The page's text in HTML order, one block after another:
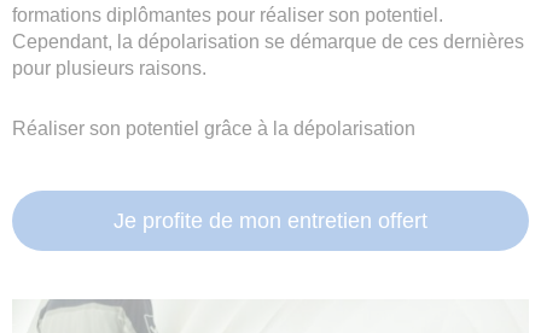
formations diplômantes pour réaliser son potentiel.
Cependant, la dépolarisation se démarque de ces dernières
pour plusieurs raisons.
Réaliser son potentiel grâce à la dépolarisation
Je profite de mon entretien offert